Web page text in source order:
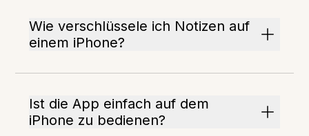
Wie verschlüssele ich Notizen auf
einem iPhone?
Ist die App einfach auf dem
iPhone zu bedienen?